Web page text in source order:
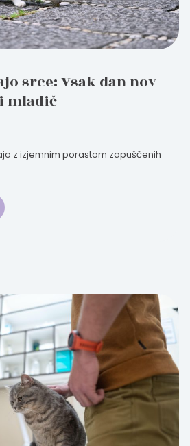
srce: Vsak dan nov
mladič
z izjemnim porastom zapuščenih